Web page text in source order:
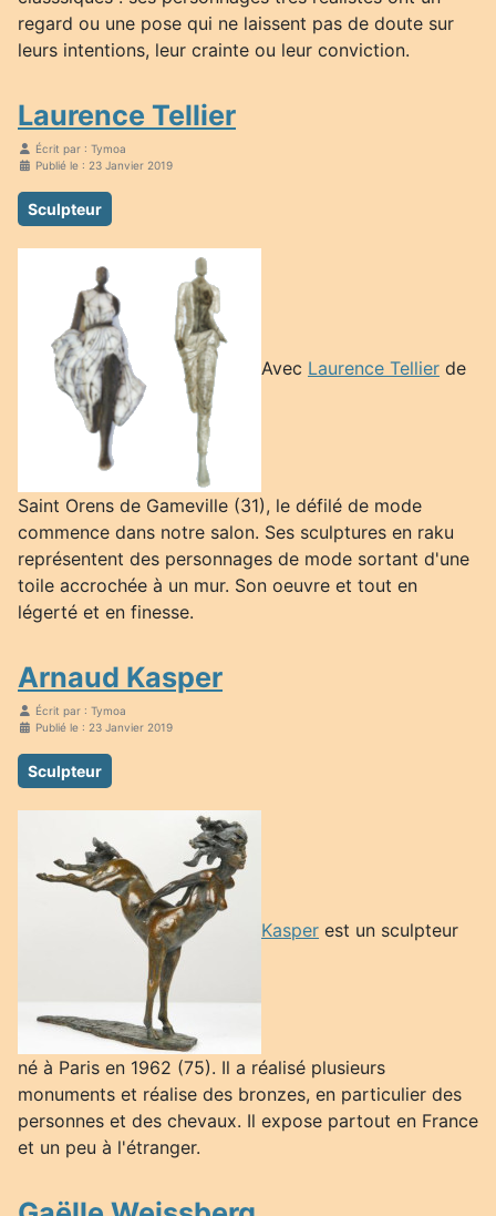
regard ou une pose qui ne laissent pas de doute sur
leurs intentions, leur crainte ou leur conviction.
Laurence Tellier
Écrit par : Tymoa
Publié le : 23 Janvier 2019
Sculpteur
Avec Laurence Tellier de
Saint Orens de Gameville (31), le défilé de mode
commence dans notre salon. Ses sculptures en raku
représentent des personnages de mode sortant d'une
toile accrochée à un mur. Son oeuvre et tout en
légerté et en finesse.
Arnaud Kasper
Écrit par : Tymoa
Publié le : 23 Janvier 2019
Sculpteur
Kasper est un sculpteur
né à Paris en 1962 (75). Il a réalisé plusieurs
monuments et réalise des bronzes, en particulier des
personnes et des chevaux. Il expose partout en France
et un peu à l'étranger.